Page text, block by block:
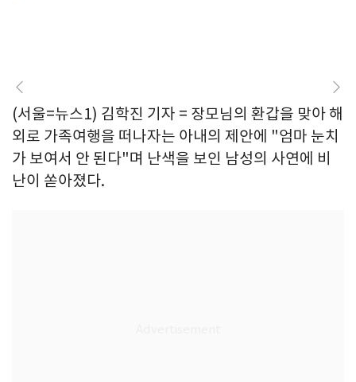
(서울=뉴스1) 김학진 기자 = 장모님의 환갑을 맞아 해
외로 가족여행을 떠나자는 아내의 제안에 "엄마 눈치
가 보여서 안 된다"며 난색을 보인 남성의 사연에 비
난이 쏟아졌다.